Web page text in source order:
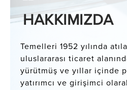
HAKKIMIZDA
Temelleri 1952 yılında
uluslararası ticaret
yürütmüş ve yıllar içinde
yatırımcı ve girişimci